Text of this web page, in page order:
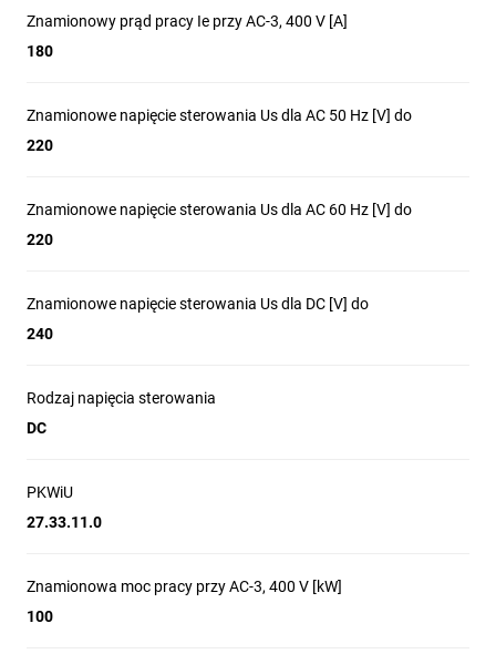
Znamionowy prąd pracy Ie przy AC-3, 400 V [A]
180
Znamionowe napięcie sterowania Us dla AC 50 Hz [V] do
220
Znamionowe napięcie sterowania Us dla AC 60 Hz [V] do
220
Znamionowe napięcie sterowania Us dla DC [V] do
240
Rodzaj napięcia sterowania
DC
PKWiU
27.33.11.0
Znamionowa moc pracy przy AC-3, 400 V [kW]
100